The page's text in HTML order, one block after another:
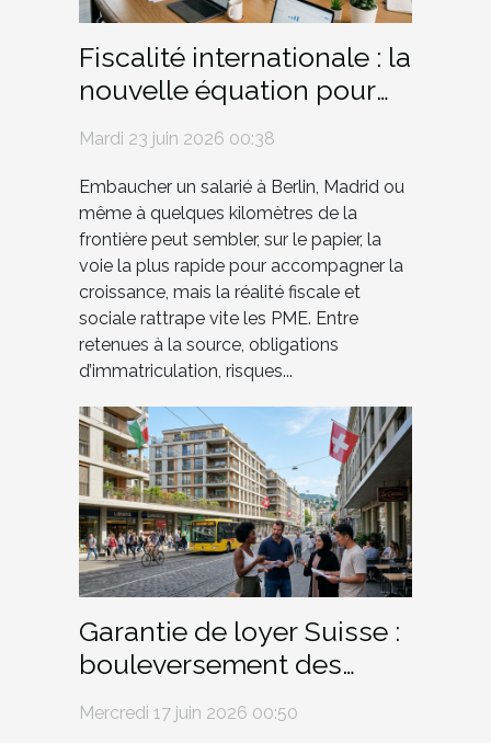
Fiscalité internationale : la
nouvelle équation pour
les PME qui embauchent
à l’étranger
Mardi 23 juin 2026 00:38
Embaucher un salarié à Berlin, Madrid ou
même à quelques kilomètres de la
frontière peut sembler, sur le papier, la
voie la plus rapide pour accompagner la
croissance, mais la réalité fiscale et
sociale rattrape vite les PME. Entre
retenues à la source, obligations
d’immatriculation, risques...
Garantie de loyer Suisse :
bouleversement des
grandes villes romandes
Mercredi 17 juin 2026 00:50